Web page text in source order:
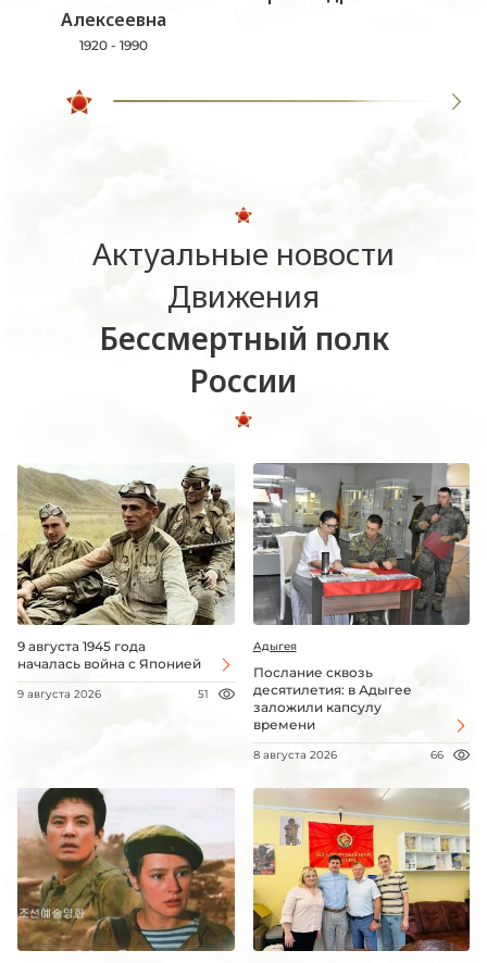
Алексеевна
1920 - 1990
Актуальные новости
Движения
Бессмертный полк
России
9 августа 1945 года
началась война с Японией
9 августа 2026 51
Адыгея
Послание сквозь
десятилетия: в Адыгее
заложили капсулу
времени
8 августа 2026 66